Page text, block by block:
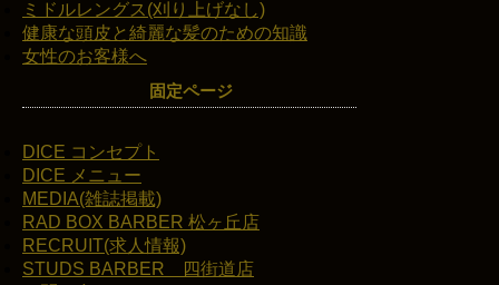
ミドルレングス(刈り上げなし)
健康な頭皮と綺麗な髪のための知識
女性のお客様へ
固定ページ
DICE コンセプト
DICE メニュー
MEDIA(雑誌掲載)
RAD BOX BARBER 松ヶ丘店
RECRUIT(求人情報)
STUDS BARBER 四街道店